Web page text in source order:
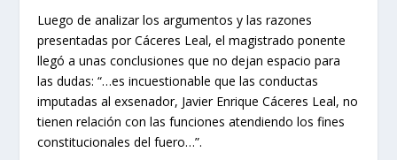
Luego de analizar los argumentos y las razones
presentadas por Cáceres Leal, el magistrado ponente
llegó a unas conclusiones que no dejan espacio para
las dudas: “…es incuestionable que las conductas
imputadas al exsenador, Javier Enrique Cáceres Leal, no
tienen relación con las funciones atendiendo los fines
constitucionales del fuero…”.